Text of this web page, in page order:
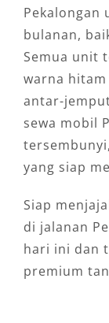
Pekalongan
bulanan,
Semua unit
warna
antar-
sewa mobil
yang siap
Siap
di jalanan
hari ini dan
premium